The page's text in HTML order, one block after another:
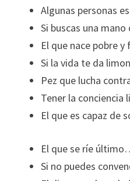
Algunas personas
Si buscas una
El que nace pobre
Si la vida te da
Pez que lucha
Tener la
El que es capaz de
El que se ríe
Si no puedes